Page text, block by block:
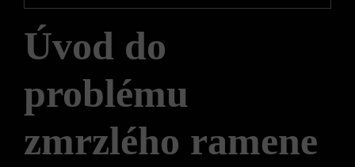
Úvod do
problému
zmrzlého ramene